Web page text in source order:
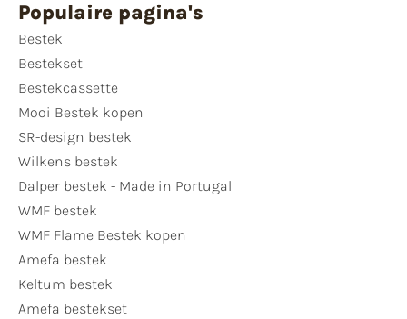
Populaire pagina's
Bestek
Bestekset
Bestekcassette
Mooi Bestek kopen
SR-design bestek
Wilkens bestek
Dalper bestek - Made in Portugal
WMF bestek
WMF Flame Bestek kopen
Amefa bestek
Keltum bestek
Amefa bestekset